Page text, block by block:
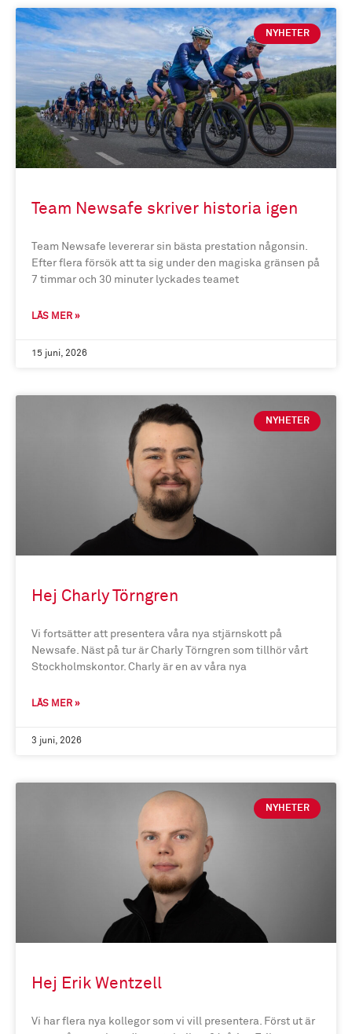
NYHETER
Team Newsafe skriver historia igen
Team Newsafe levererar sin bästa prestation någonsin.
Efter flera försök att ta sig under den magiska gränsen på
7 timmar och 30 minuter lyckades teamet
LÄS MER »
15 juni, 2026
NYHETER
Hej Charly Törngren
Vi fortsätter att presentera våra nya stjärnskott på
Newsafe. Näst på tur är Charly Törngren som tillhör vårt
Stockholmskontor. Charly är en av våra nya
LÄS MER »
3 juni, 2026
NYHETER
Hej Erik Wentzell
Vi har flera nya kollegor som vi vill presentera. Först ut är